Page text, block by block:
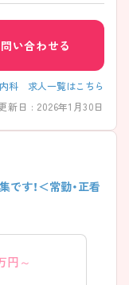
くださいませ。
い合わせる
科 求人一覧はこちら
新日 : 2026年1月30日
です！＜常勤・正看
円～